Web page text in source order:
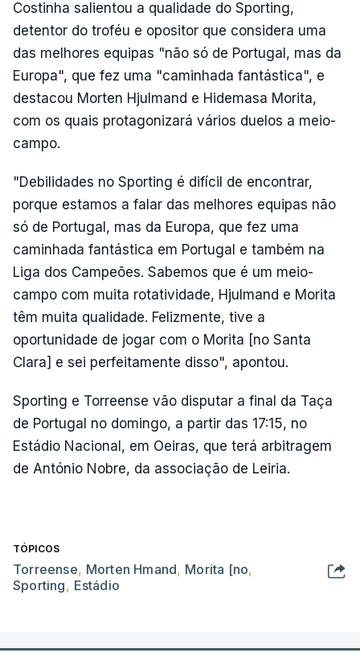
Costinha salientou a qualidade do Sporting,
detentor do troféu e opositor que considera uma
das melhores equipas "não só de Portugal, mas da
Europa", que fez uma "caminhada fantástica", e
destacou Morten Hjulmand e Hidemasa Morita,
com os quais protagonizará vários duelos a meio-
campo.
"Debilidades no Sporting é difícil de encontrar,
porque estamos a falar das melhores equipas não
só de Portugal, mas da Europa, que fez uma
caminhada fantástica em Portugal e também na
Liga dos Campeões. Sabemos que é um meio-
campo com muita rotatividade, Hjulmand e Morita
têm muita qualidade. Felizmente, tive a
oportunidade de jogar com o Morita [no Santa
Clara] e sei perfeitamente disso", apontou.
Sporting e Torreense vão disputar a final da Taça
de Portugal no domingo, a partir das 17:15, no
Estádio Nacional, em Oeiras, que terá arbitragem
de António Nobre, da associação de Leiria.
TÓPICOS
Torreense, Morten Hmand, Morita [no,
Sporting, Estádio